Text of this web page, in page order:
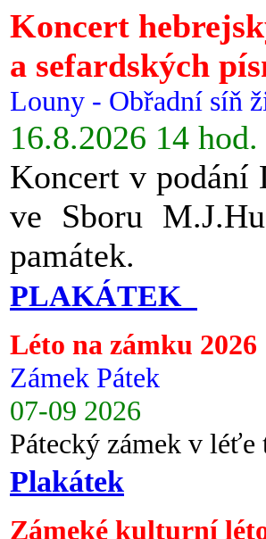
Koncert
a sefardských
Louny - Obřadní síň
16.8.2026 14 hod.
Koncert v podání
ve Sboru
památek.
PLAKÁTEK
Léto na zámku 2026
Zámek Pátek
07-09 2026
Pátecký zámek v
Plakátek
Zámeké kulturní